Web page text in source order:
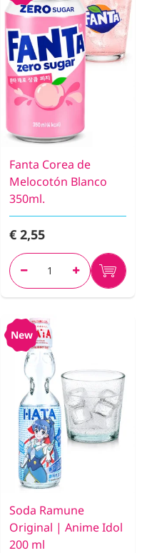
Fanta Corea de
Melocotón Blanco
350ml.
€ 2,55
New
Soda Ramune
Original | Anime Idol
200 ml